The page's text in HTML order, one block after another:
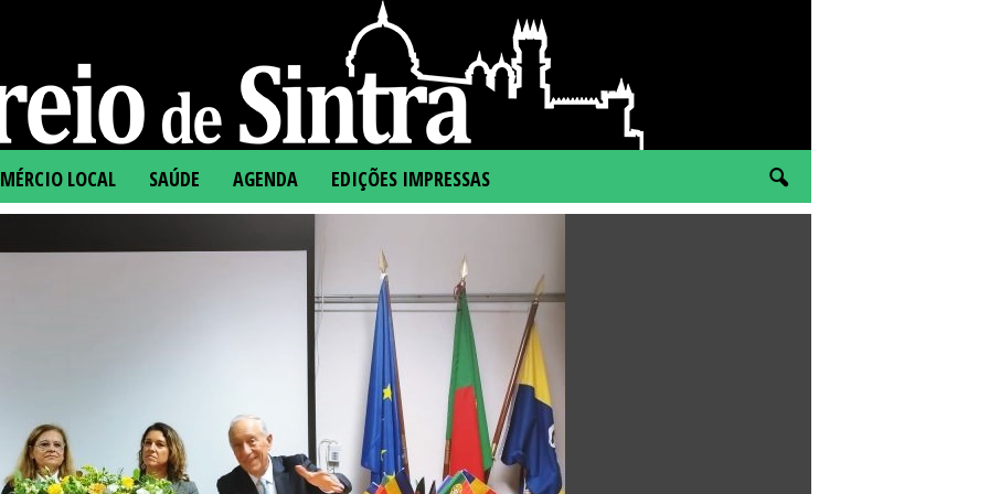
LOCAL SAÚDE AGENDA EDIÇÕES IMPRESSAS